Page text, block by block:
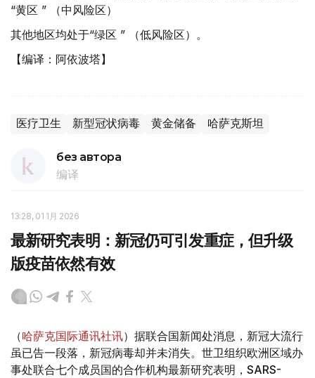
“黄区 ” （中风险区）
其他地区均处于“绿区 ” （低风险区）。
【编译：阿依波塔】
医疗卫生 新型冠状病毒 黄金储备 哈萨克斯坦
без автора
编译
13:28, 01 1月 2026
最新研究表明：新冠仍可引发重症，但升级
版疫苗依然有效
（哈萨克国际通讯社讯）据联合国新闻处消息，新冠大流行
虽已告一段落，新冠病毒却并未消失。世卫组织欧洲区域办
事处联合七个成员国的合作机构最新研究表明，SARS-